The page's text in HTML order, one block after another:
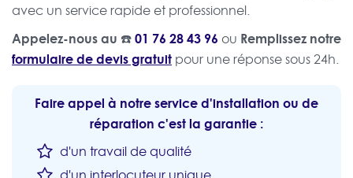
avec un service rapide et professionnel.
Appelez-nous au ☎️01 76 28 43 96 ou Remplissez notre
formulaire de devis gratuit pour une réponse sous 24h.
Faire appel à notre service d'installation ou de
réparation c'est la garantie :
d'un travail de qualité